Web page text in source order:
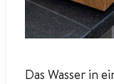
Das Wasser in